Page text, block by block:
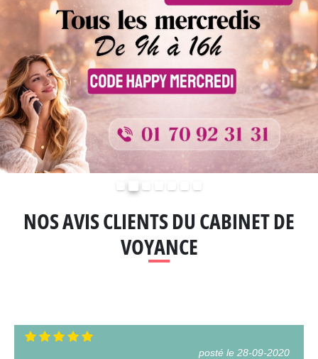
NOS AVIS CLIENTS DU CABINET DE
VOYANCE
posté le 28-09-2020